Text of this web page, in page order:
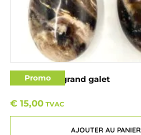
Promo
Opale noire grand galet
€ 15,00 TVAC
AJOUTER AU PANIER